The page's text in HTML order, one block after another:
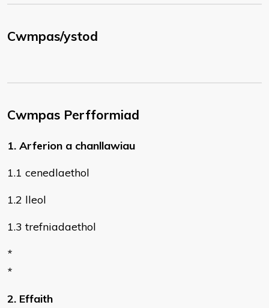
Cwmpas/ystod
Cwmpas Perfformiad
1. Arferion a chanllawiau
1.1 cenedlaethol
1.2 lleol
1.3 trefniadaethol
*
*
2. Effaith